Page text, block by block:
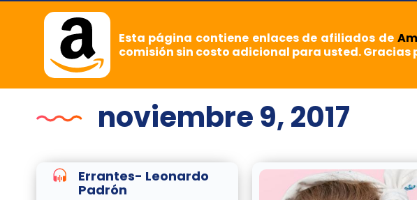
Esta página contiene enlaces de afiliados de
comisión sin costo adicional para usted.
noviembre 9, 2017
Errantes- Leonardo
Padrón